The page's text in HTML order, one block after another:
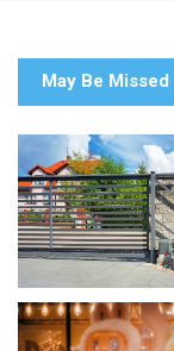
May Be Missed